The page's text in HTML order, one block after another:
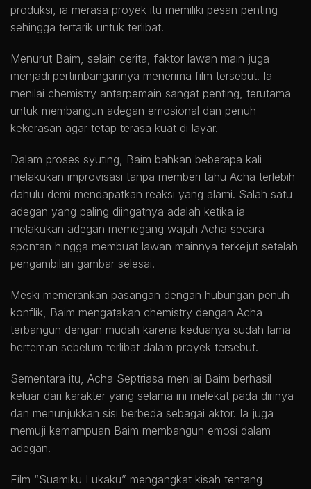
produksi, ia merasa proyek itu memiliki pesan penting
sehingga tertarik untuk terlibat.
Menurut Baim, selain cerita, faktor lawan main juga
menjadi pertimbangannya menerima film tersebut. Ia
menilai chemistry antarpemain sangat penting, terutama
untuk membangun adegan emosional dan penuh
kekerasan agar tetap terasa kuat di layar.
Dalam proses syuting, Baim bahkan beberapa kali
melakukan improvisasi tanpa memberi tahu Acha terlebih
dahulu demi mendapatkan reaksi yang alami. Salah satu
adegan yang paling diingatnya adalah ketika ia
melakukan adegan memegang wajah Acha secara
spontan hingga membuat lawan mainnya terkejut setelah
pengambilan gambar selesai.
Meski memerankan pasangan dengan hubungan penuh
konflik, Baim mengatakan chemistry dengan Acha
terbangun dengan mudah karena keduanya sudah lama
berteman sebelum terlibat dalam proyek tersebut.
Sementara itu, Acha Septriasa menilai Baim berhasil
keluar dari karakter yang selama ini melekat pada dirinya
dan menunjukkan sisi berbeda sebagai aktor. Ia juga
memuji kemampuan Baim membangun emosi dalam
adegan.
Film “Suamiku Lukaku” mengangkat kisah tentang